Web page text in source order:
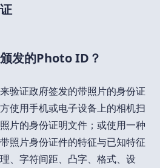
发的Photo ID？
验证政府签发的带照片的身份证
使用手机或电子设备上的相机扫
片的身份证明文件；或使用一种
照片身份证件的特征与已知特征
、字符间距、凸字、格式、设